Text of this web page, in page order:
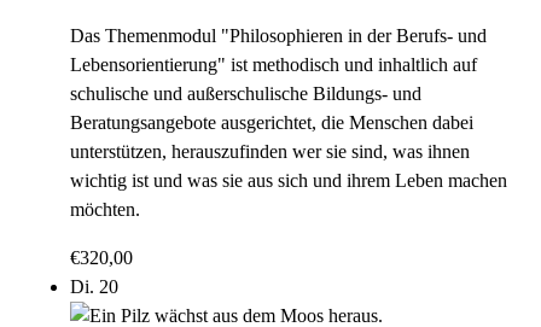
Das Themenmodul "Philosophieren in der Berufs- und
Lebensorientierung" ist methodisch und inhaltlich auf
schulische und außerschulische Bildungs- und
Beratungsangebote ausgerichtet, die Menschen dabei
unterstützen, herauszufinden wer sie sind, was ihnen
wichtig ist und was sie aus sich und ihrem Leben machen
möchten.
€320,00
Di. 20